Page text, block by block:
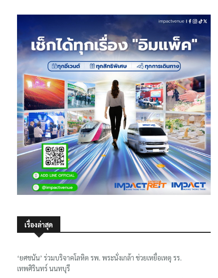
เรื่องล่าสุด
‘ยศชนัน’ ร่วมบริจาคโลหิต รพ. พระนั่งเกล้า ช่วยเหยื่อเหตุ รร.
เทพศิรินทร์ นนทบุรี